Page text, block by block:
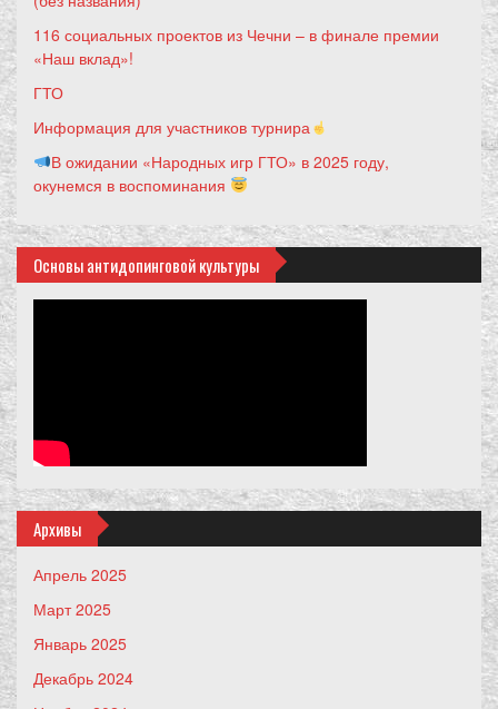
116 социальных проектов из Чечни – в финале премии
«Наш вклад»!
ГТО
Информация для участников турнира
В ожидании «Народных игр ГТО» в 2025 году,
окунемся в воспоминания
Основы антидопинговой культуры
Архивы
Апрель 2025
Март 2025
Январь 2025
Декабрь 2024